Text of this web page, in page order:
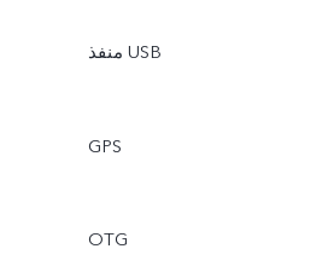
منفذ USB
GPS
OTG